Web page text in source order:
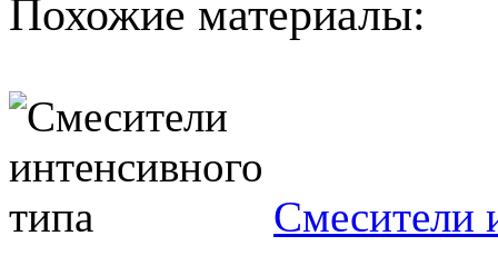
Похожие материалы:
Смесители